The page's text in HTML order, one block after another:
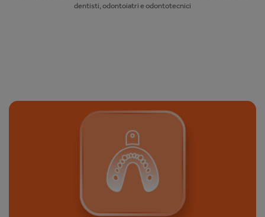
dentisti, odontoiatri e odontotecnici